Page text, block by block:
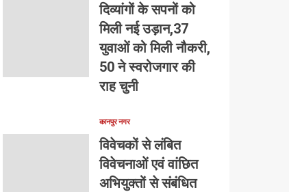
दिव्यांगों के सपनों को
मिली नई उड़ान,37
युवाओं को मिली नौकरी,
50 ने स्वरोजगार की
राह चुनी
कानपुर नगर
विवेचकों से लंबित
विवेचनाओं एवं वांछित
अभियुक्तों से संबंधित